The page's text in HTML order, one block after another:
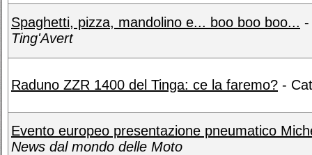
Spaghetti, pizza, mandolino e... boo boo boo... -
Ting'Avert
Raduno ZZR 1400 del Tinga: ce la faremo? -
Evento europeo presentazione pneumatico
News dal mondo delle Moto